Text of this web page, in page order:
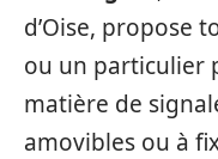
d’Oise, propose
ou un particulier
matière de
amovibles ou à